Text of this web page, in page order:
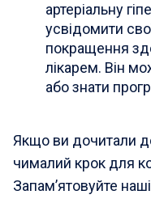
артеріальну
усвідомити
покращення
лікарем. Він
або знати
Якщо ви дочитали
чималий крок для
Запам’ятовуйте